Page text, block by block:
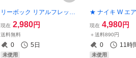
リーボック リアルフレック
ス トレイン 5.0 グレー/ブル
ー 24.5cm Reebok REALFLE
X TRAIN 5.0 レディース トレ
ーニング
現在 2,980円
送料無料
0 5日
未使用
★ ナイキ W エア
ア MENS:27cm
WMNS AIR MAX
カー IF2628-100
現在 4,980円
＋送料890円
0 11時
未使用